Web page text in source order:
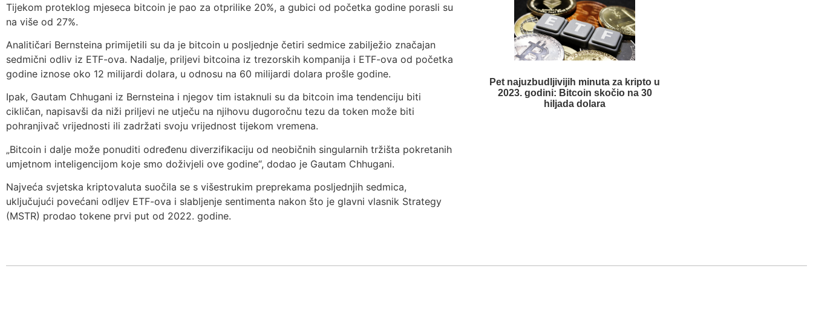
Tijekom proteklog mjeseca bitcoin je pao za otprilike 20%, a gubici od početka godine porasli su
na više od 27%.
Analitičari Bernsteina primijetili su da je bitcoin u posljednje četiri sedmice zabilježio značajan
sedmični odliv iz ETF-ova. Nadalje, priljevi bitcoina iz trezorskih kompanija i ETF-ova od početka
godine iznose oko 12 milijardi dolara, u odnosu na 60 milijardi dolara prošle godine.
Ipak, Gautam Chhugani iz Bernsteina i njegov tim istaknuli su da bitcoin ima tendenciju biti
cikličan, napisavši da niži priljevi ne utječu na njihovu dugoročnu tezu da token može biti
pohranjivač vrijednosti ili zadržati svoju vrijednost tijekom vremena.
„Bitcoin i dalje može ponuditi određenu diverzifikaciju od neobičnih singularnih tržišta pokretanih
umjetnom inteligencijom koje smo doživjeli ove godine“, dodao je Gautam Chhugani.
Najveća svjetska kriptovaluta suočila se s višestrukim preprekama posljednjih sedmica,
uključujući povećani odljev ETF-ova i slabljenje sentimenta nakon što je glavni vlasnik Strategy
(MSTR) prodao tokene prvi put od 2022. godine.
Pet najuzbudljivijih minuta za kripto u
2023. godini: Bitcoin skočio na 30
hiljada dolara